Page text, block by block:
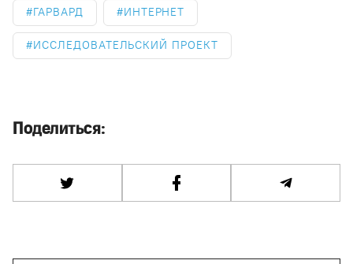
ГАРВАРД ИНТЕРНЕТ
ИССЛЕДОВАТЕЛЬСКИЙ ПРОЕКТ
Поделиться: